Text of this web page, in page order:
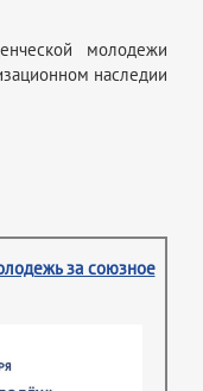
молодежи
наследии
за союзное